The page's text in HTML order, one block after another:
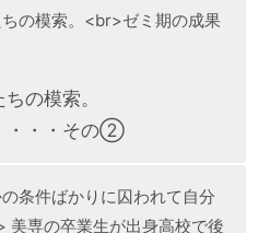
の模索。
・・・その②